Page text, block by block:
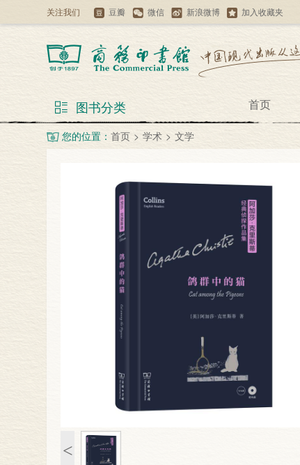
关注我们 豆瓣 微信 新浪微博 加入收藏夹
图书分类 首页
您的位置： 首页 > 学术 > 文学
<